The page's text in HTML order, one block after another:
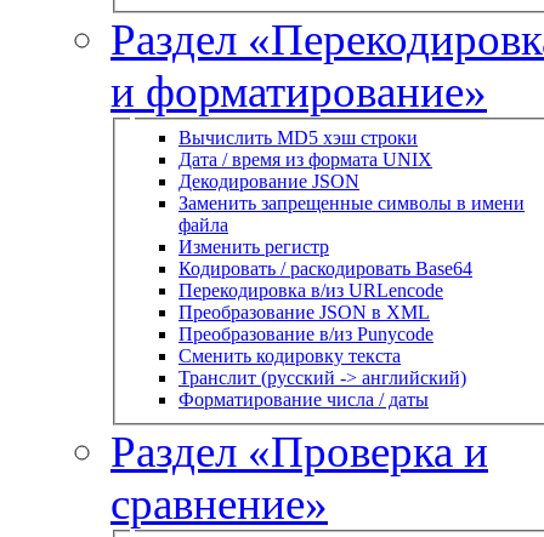
Раздел
и форматирование»
Вычислить MD5 хэш строки
Дата / время из формата UNIX
Декодирование JSON
Заменить запрещенные символы в имени
файла
Изменить регистр
Кодировать / раскодировать Base64
Перекодировка в/из URLencode
Преобразование JSON в XML
Преобразование в/из Punycode
Сменить кодировку текста
Транслит (русский -> английский)
Форматирование числа / даты
Раздел «Проверка и
сравнение»